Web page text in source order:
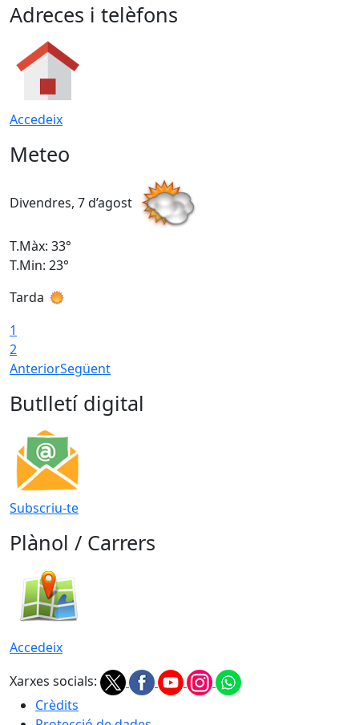
Adreces i telèfons
Accedeix
Meteo
Divendres, 7 d’agost
T.Màx: 33°
T.Min: 23°
Tarda
1
2
AnteriorSegüent
Butlletí digital
Subscriu-te
Plànol / Carrers
Accedeix
Xarxes socials:
Crèdits